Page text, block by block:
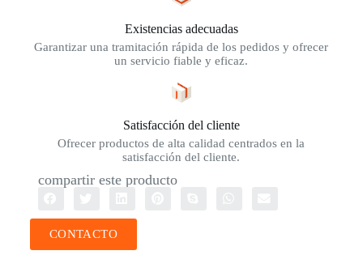
Existencias adecuadas
Garantizar una tramitación rápida de los pedidos y ofrecer
un servicio fiable y eficaz.
Satisfacción del cliente
Ofrecer productos de alta calidad centrados en la
satisfacción del cliente.
compartir este producto
CONTACTO